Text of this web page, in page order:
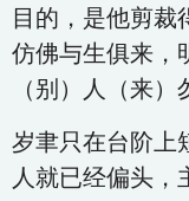
目的，是他剪裁
仿佛与生俱来，
（别）人（来）
岁聿只在台阶上
人就已经偏头，